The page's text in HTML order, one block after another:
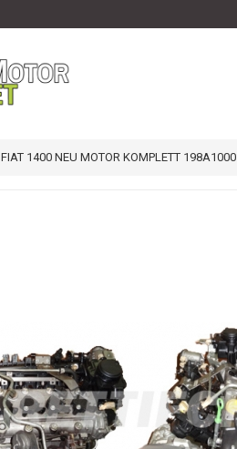
FIAT 1400 NEU MOTOR KOMPLETT 198A1000